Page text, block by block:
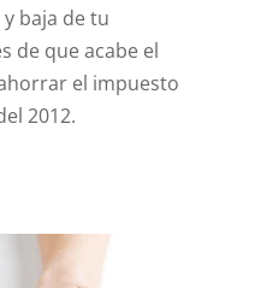
baja de tu
de que acabe el
el impuesto
2012.